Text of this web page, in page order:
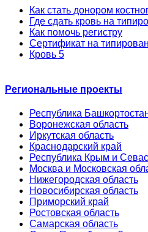
Как стать донором
Где сдать кровь на
Как помочь регистру
Сертификат на
Кровь 5
Региональные проекты
Республика
Воронежская область
Иркутская область
Краснодарский край
Республика Крым и
Москва и Московская
Нижегородская область
Новосибирская область
Приморский край
Ростовская область
Самарская область